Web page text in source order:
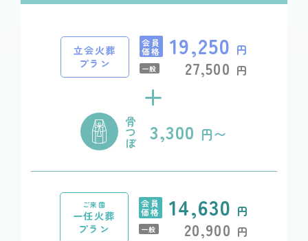
立会火葬
プラン
会員
価格 19,250 円
一般 27,500 円
+
骨
つ
ぼ 3,300 円〜
ご来園
一任火葬
プラン
会員
価格 14,630 円
一般 20,900 円